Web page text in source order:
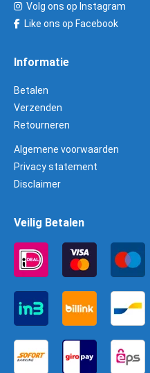
Volg ons op Instagram
Like ons op Facebook
Informatie
Betalen
Verzenden
Retourneren
Algemene voorwaarden
Privacy statement
Disclaimer
Veilig Betalen